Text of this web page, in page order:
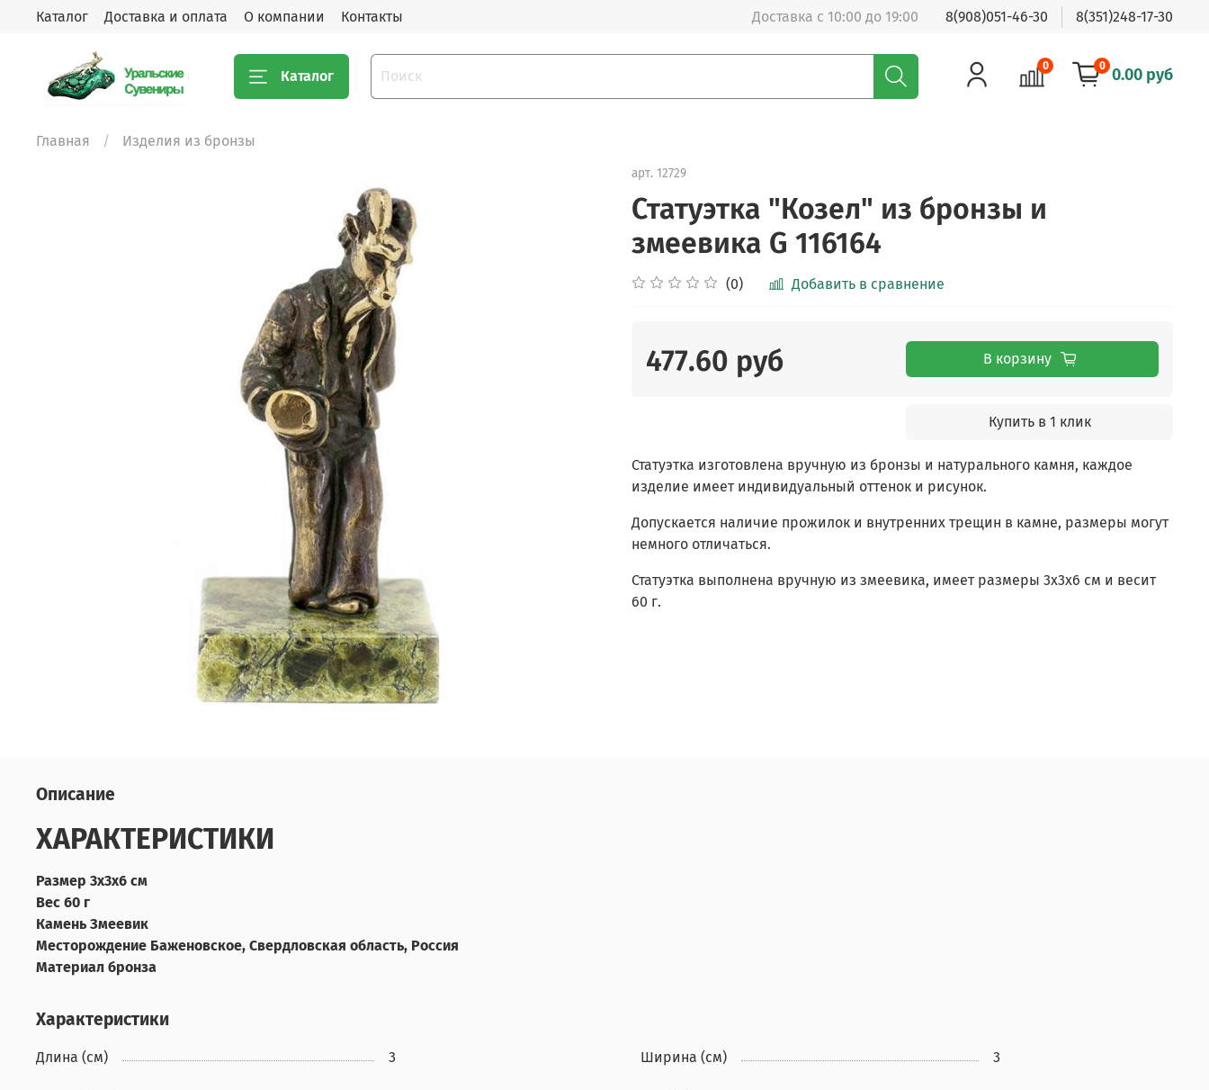
Каталог Доставка и оплата О компании Контакты Доставка с 10:00 до 19:00 8(908)051-46-30 8(351)248-17-30
Каталог
0 0 0.00 руб
Главная Изделия из бронзы
арт. 12729
Статуэтка "Козел" из бронзы и
змеевика G 116164
(0) Добавить в сравнение
477.60 руб В корзину
Купить в 1 клик
Статуэтка изготовлена вручную из бронзы и натурального камня, каждое
изделие имеет индивидуальный оттенок и рисунок.
Допускается наличие прожилок и внутренних трещин в камне, размеры могут
немного отличаться.
Статуэтка выполнена вручную из змеевика, имеет размеры 3х3х6 см и весит
60 г.
Описание
ХАРАКТЕРИСТИКИ
Размер 3х3х6 см
Вес 60 г
Камень Змеевик
Месторождение Баженовское, Свердловская область, Россия
Материал бронза
Характеристики
Длина (см) 3 Ширина (см) 3